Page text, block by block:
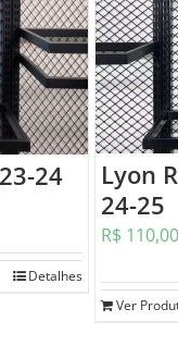
24
Detalhes
Lyon
24-25
R$ 110,00
Ver